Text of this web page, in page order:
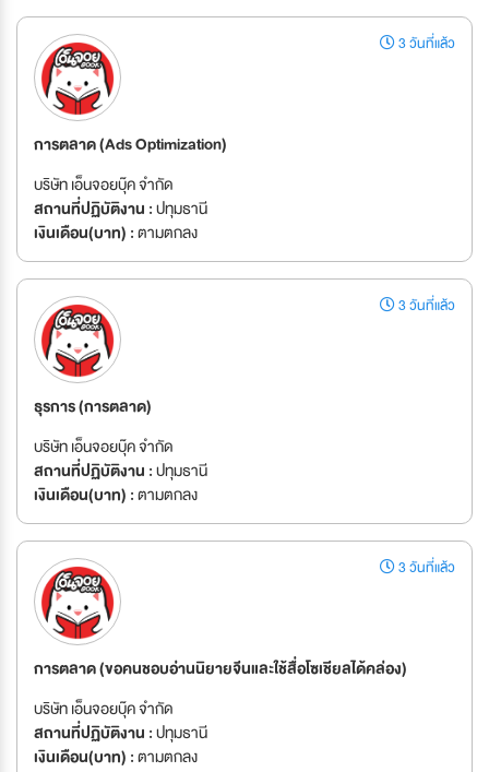
3 วันที่แล้ว
การตลาด (Ads Optimization)
บริษัท เอ็นจอยบุ๊ค จำกัด
สถานที่ปฏิบัติงาน :ปทุมธานี
เงินเดือน(บาท) :ตามตกลง
3 วันที่แล้ว
ธุรการ (การตลาด)
บริษัท เอ็นจอยบุ๊ค จำกัด
สถานที่ปฏิบัติงาน :ปทุมธานี
เงินเดือน(บาท) :ตามตกลง
3 วันที่แล้ว
การตลาด (ขอคนชอบอ่านนิยายจีนและใช้สื่อโซเชียลได้คล่อง)
บริษัท เอ็นจอยบุ๊ค จำกัด
สถานที่ปฏิบัติงาน :ปทุมธานี
เงินเดือน(บาท) :ตามตกลง